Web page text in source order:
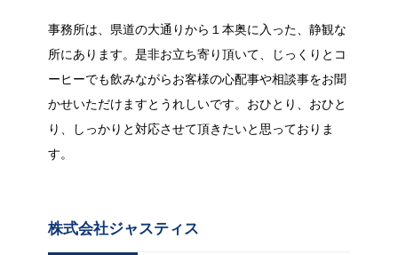
事務所は、県道の大通りから１本奥に入った、静観な
所にあります。是非お立ち寄り頂いて、じっくりとコ
ーヒーでも飲みながらお客様の心配事や相談事をお聞
かせいただけますとうれしいです。おひとり、おひと
り、しっかりと対応させて頂きたいと思っておりま
す。
株式会社ジャスティス